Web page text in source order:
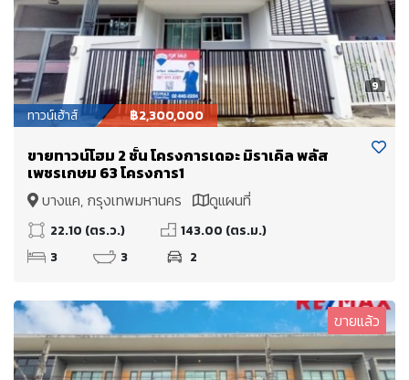
9
ทาวน์เฮ้าส์ ฿2,300,000
ขายทาวน์โฮม 2 ชั้น โครงการเดอะ มิราเคิล พลัส
เพชรเกษม 63 โครงการ1
บางแค, กรุงเทพมหานคร
ดูแผนที่
22.10 (ตร.ว.)
143.00 (ตร.ม.)
3
3 2
ขายแล้ว